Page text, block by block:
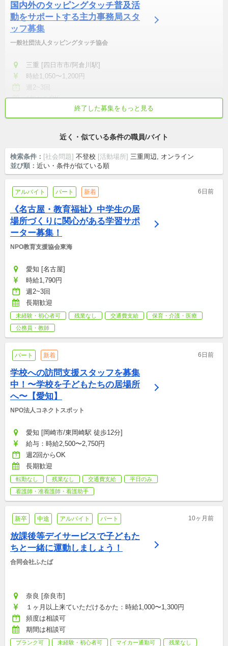
国内外のタッピングタッチ普及活
動をサポートする主力事務局スタ
ッフ募集
一般社団法人タッピングタッチ協会
三重 [四日市市/阿倉川駅]
時給1,050〜1,200円
週2~3回
1年からOK
交通費支給
事務局・総合業務
終了した募集をもっと見る
近く・似ている条件の職員/バイト
検索条件： [社会問題] 不登校 [活動場所] 三重周辺, オンライン
並び順： 近い・条件が似ている順
アルバイト パート 新着 6日前
《名古屋・教育福祉》中学生の居
場所づくりに関心がある学習サポ
ーター募集！
NPO教育支援協会東海
愛知 [名古屋]
時給1,790円
週2~3回
長期歓迎
未経験・初心者可 残業なし 交通費支給
保育・介護・医療
公務員・教師
パート 新着 6日前
学校への訪問支援スタッフを募集
中！〜学校を子どもたちの居場所
へ〜【愛知】
NPO法人コネクトスポット
愛知 [岡崎市/東岡崎駅 徒歩12分]
給与：時給2,500〜2,750円
週2回からOK
長期歓迎
転勤なし 残業なし 交通費支給
平日のみ
看護師・准看護師・看護助手
新卒 中途 アルバイト パート 10ヶ月前
放課後等デイサービスで子どもた
ちと一緒に運動しましょう！
合同会社ふたば
奈良 [奈良市]
１ヶ月以上来ていただけるかた：時給1,000〜1,300円
頻度は相談可
期間は相談可
ブランク可 未経験・初心者可 マイカー通勤可 残業なし